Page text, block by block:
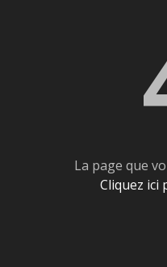
La page que
Cliquez ici